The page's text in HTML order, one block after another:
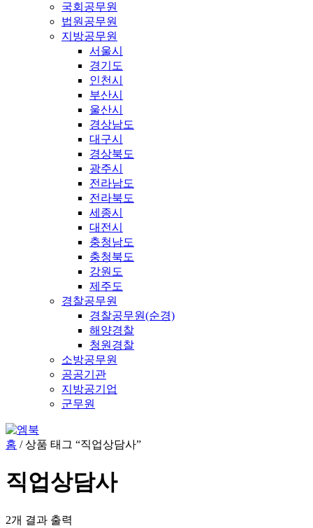
국회공무원
법원공무원
지방공무원
서울시
경기도
인천시
부산시
울산시
경상남도
대구시
경상북도
광주시
전라남도
전라북도
세종시
대전시
충청남도
충청북도
강원도
제주도
경찰공무원
경찰공무원(순경)
해양경찰
청원경찰
소방공무원
공공기관
지방공기업
군무원
홈 / 상품 태그 “직업상담사”
직업상담사
2개 결과 출력